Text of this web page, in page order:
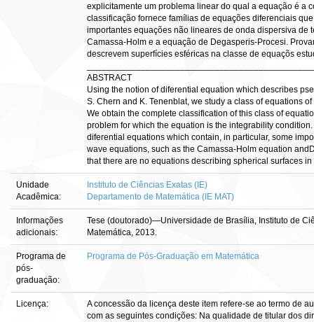
explicitamente um problema linear do qual a equação é a
classificação fornece famílias de equações diferenciais
importantes equações não lineares de onda dispersiva de
Camassa-Holm e a equação de Degasperis-Procesi.
descrevem superfícies esféricas na classe de equaçõs
ABSTRACT
Using the notion of diferential equation which describes
S. Chern and K. Tenenblat, we study a class of equations
We obtain the complete classification of this class of
problem for which the equation is the integrability
diferential equations which contain, in particular, some
wave equations, such as the Camassa-Holm equation
that there are no equations describing spherical surfaces
Unidade
Acadêmica:
Instituto de Ciências Exatas (IE)
Departamento de Matemática (IE MAT)
Informações
adicionais:
Tese (doutorado)—Universidade de Brasília, Instituto de
Matemática, 2013.
Programa de
pós-
graduação:
Programa de Pós-Graduação em Matemática
Licença:
A concessão da licença deste item refere-se ao termo de
com as seguintes condições: Na qualidade de titular dos